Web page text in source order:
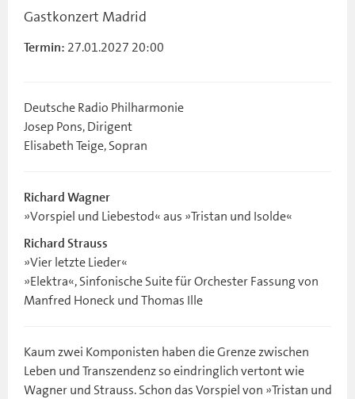
Gastkonzert Madrid
Termin: 27.01.2027 20:00
Deutsche Radio Philharmonie
Josep Pons, Dirigent
Elisabeth Teige, Sopran
Richard Wagner
»Vorspiel und Liebestod« aus »Tristan und Isolde«
Richard Strauss
»Vier letzte Lieder«
»Elektra«, Sinfonische Suite für Orchester Fassung von
Manfred Honeck und Thomas Ille
Kaum zwei Komponisten haben die Grenze zwischen
Leben und Transzendenz so eindringlich vertont wie
Wagner und Strauss. Schon das Vorspiel von »Tristan und